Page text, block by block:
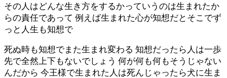
その人はどんな生き方をするかっていうのは生まれたか
らの責任であって 例えば生まれた心が知想だとそこでず
っと人生も知想で
死ぬ時も知想でまた生まれ変わる 知想だったら人は一歩
先で全然上下もないでしょう 何が何も何もそうじゃない
んだから 今王様で生まれた人は死んじゃったら犬に生ま